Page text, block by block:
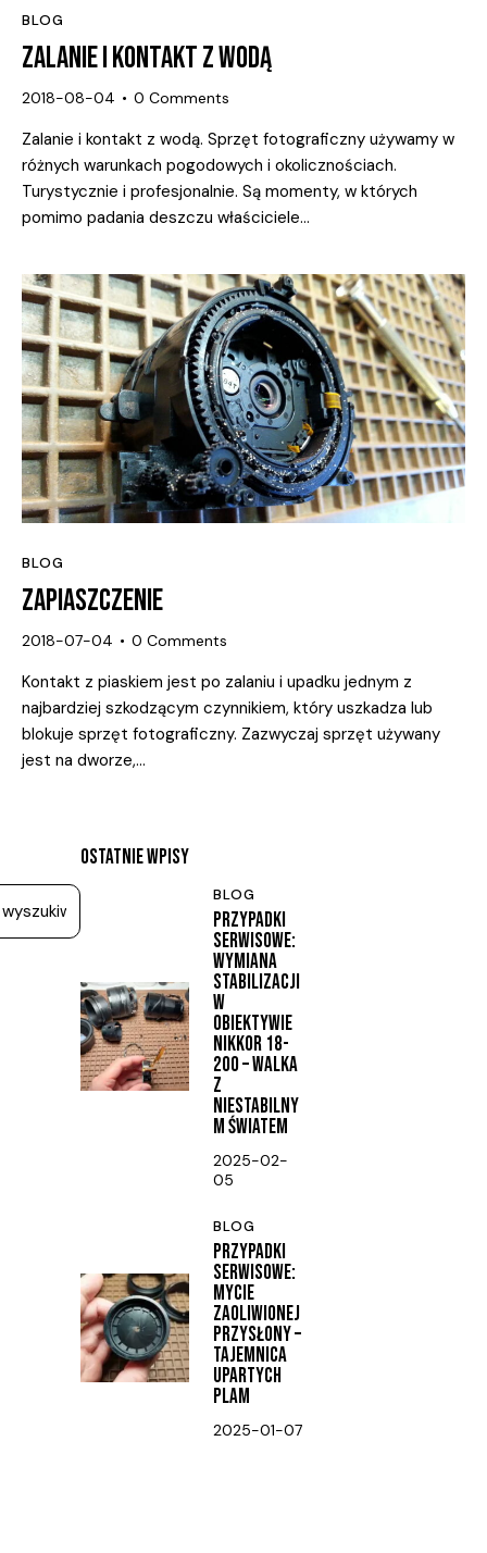
BLOG
ZALANIE I KONTAKT Z WODĄ
2018-08-04 0 Comments
Zalanie i kontakt z wodą. Sprzęt fotograficzny używamy w
różnych warunkach pogodowych i okolicznościach.
Turystycznie i profesjonalnie. Są momenty, w których
pomimo padania deszczu właściciele…
BLOG
ZAPIASZCZENIE
2018-07-04 0 Comments
Kontakt z piaskiem jest po zalaniu i upadku jednym z
najbardziej szkodzącym czynnikiem, który uszkadza lub
blokuje sprzęt fotograficzny. Zazwyczaj sprzęt używany
jest na dworze,…
OSTATNIE WPISY
BLOG
PRZYPADKI
SERWISOWE:
WYMIANA
STABILIZACJI
W
OBIEKTYWIE
NIKKOR 18-
200 – WALKA
Z
NIESTABILNY
M ŚWIATEM
2025-02-
05
BLOG
PRZYPADKI
SERWISOWE:
MYCIE
ZAOLIWIONEJ
PRZYSŁONY –
TAJEMNICA
UPARTYCH
PLAM
2025-01-07